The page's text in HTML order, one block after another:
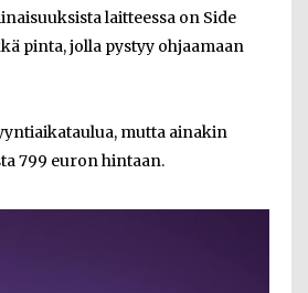
laitteessa on Side
pinta, jolla pystyy ohjaamaan
mutta ainakin
799 euron hintaan.